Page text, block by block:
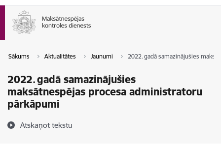
Sākums Aktualitātes Jaunumi 2022. gadā samazinājušies
2022. gadā samazinājušies
maksātnespējas procesa administratoru
pārkāpumi
Atskaņot tekstu